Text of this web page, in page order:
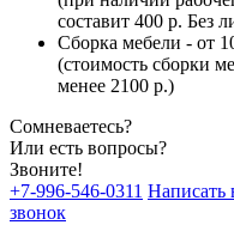
составит 400 р. Без
Сборка мебели - от
(стоимость сборки
менее 2100 р.)
Сомневаетесь?
Или есть вопросы?
Звоните!
+7-996-546-0311 Написать
звонок